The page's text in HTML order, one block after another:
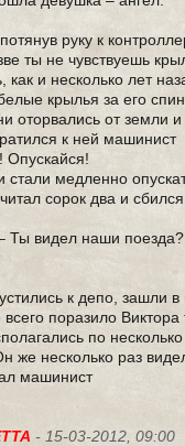
руку к
ты не чувствуешь
и несколько лет
крылья за его
оторвались от земли
к ней машинист
медленно
сорок два и сбился.
Ты видел наши поезда?
к депо,
поразило
по
же несколько раз
машинист
- 15-03-2012, 09:00